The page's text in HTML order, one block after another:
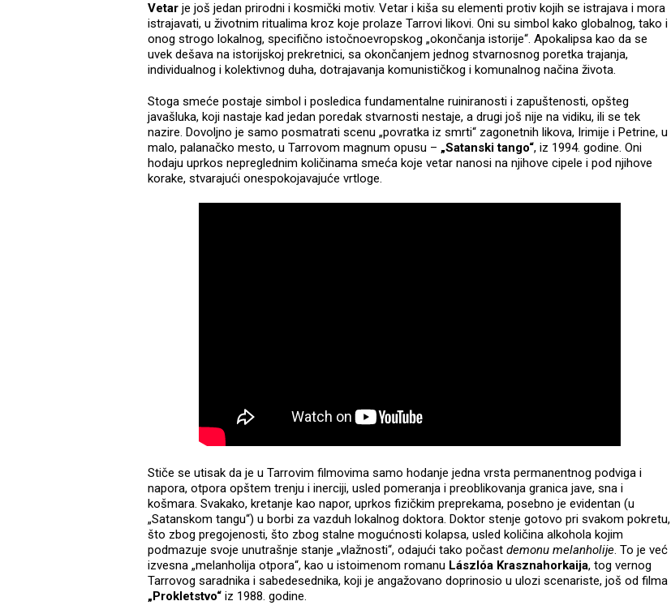
Vetar je još jedan prirodni i kosmički motiv. Vetar i kiša su elementi protiv kojih se istrajava i mora
istrajavati, u životnim ritualima kroz koje prolaze Tarrovi likovi. Oni su simbol kako globalnog, tako i
onog strogo lokalnog, specifično istočnoevropskog „okončanja istorije“. Apokalipsa kao da se
uvek dešava na istorijskoj prekretnici, sa okončanjem jednog stvarnosnog poretka trajanja,
individualnog i kolektivnog duha, dotrajavanja komunističkog i komunalnog načina života.
Stoga smeće postaje simbol i posledica fundamentalne ruiniranosti i zapuštenosti, opšteg
javašluka, koji nastaje kad jedan poredak stvarnosti nestaje, a drugi još nije na vidiku, ili se tek
nazire. Dovoljno je samo posmatrati scenu „povratka iz smrti“ zagonetnih likova, Irimije i Petrine, u
malo, palanačko mesto, u Tarrovom magnum opusu – „Satanski tango“, iz 1994. godine. Oni
hodaju uprkos nepreglednim količinama smeća koje vetar nanosi na njihove cipele i pod njihove
korake, stvarajući onespokojavajuće vrtloge.
Stiče se utisak da je u Tarrovim filmovima samo hodanje jedna vrsta permanentnog podviga i
napora, otpora opštem trenju i inerciji, usled pomeranja i preoblikovanja granica jave, sna i
košmara. Svakako, kretanje kao napor, uprkos fizičkim preprekama, posebno je evidentan (u
„Satanskom tangu“) u borbi za vazduh lokalnog doktora. Doktor stenje gotovo pri svakom pokretu,
što zbog pregojenosti, što zbog stalne mogućnosti kolapsa, usled količina alkohola kojim
podmazuje svoje unutrašnje stanje „vlažnosti“, odajući tako počast demonu melanholije. To je već
izvesna „melanholija otpora“, kao u istoimenom romanu Lászlóa Krasznahorkaija, tog vernog
Tarrovog saradnika i sabedesednika, koji je angažovano doprinosio u ulozi scenariste, još od filma
„Prokletstvo“ iz 1988. godine.